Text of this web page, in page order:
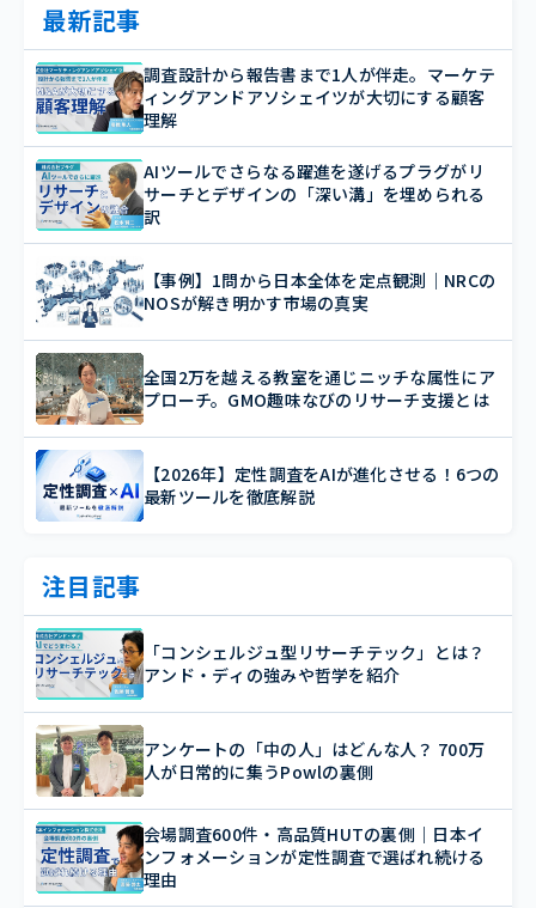
最新記事
調査設計から報告書まで1人が伴走。マーケテ
ィングアンドアソシェイツが大切にする顧客
理解
AIツールでさらなる躍進を遂げるプラグがリ
サーチとデザインの「深い溝」を埋められる
訳
【事例】1問から日本全体を定点観測｜NRCの
NOSが解き明かす市場の真実
全国2万を越える教室を通じニッチな属性にア
プローチ。GMO趣味なびのリサーチ支援とは
【2026年】定性調査をAIが進化させる！6つの
最新ツールを徹底解説
注目記事
「コンシェルジュ型リサーチテック」とは？
アンド・ディの強みや哲学を紹介
アンケートの「中の人」はどんな人？ 700万
人が日常的に集うPowlの裏側
会場調査600件・高品質HUTの裏側｜日本イ
ンフォメーションが定性調査で選ばれ続ける
理由